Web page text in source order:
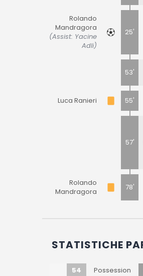
Rolando
Mandragora
(Assist: Yacine
Adli)
25'
53'
Luca Ranieri 55'
57'
Rolando
Mandragora
78'
STATISTICHE
54 Possession